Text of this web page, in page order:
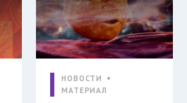
НОВОСТИ
МАТЕРИАЛ